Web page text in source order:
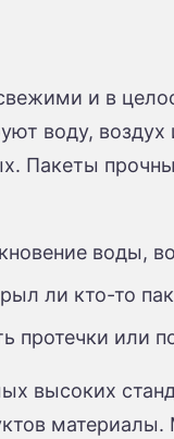
и в
воду,
Пакеты
воды,
ли кто-то
протечки или
высоких